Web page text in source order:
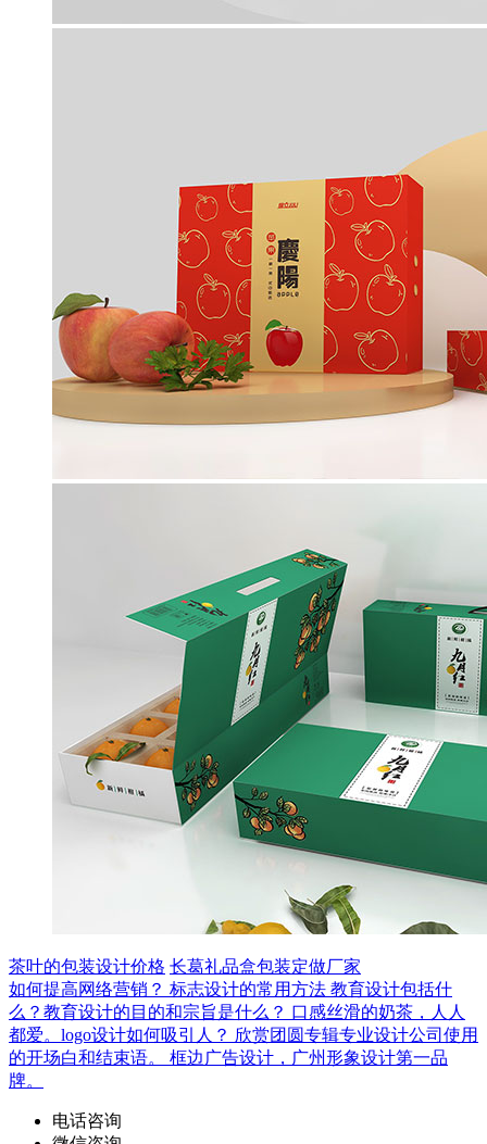
茶叶的包装设计价格 长葛礼品盒包装定做厂家
如何提高网络营销？ 标志设计的常用方法 教育设计包括什
么？教育设计的目的和宗旨是什么？ 口感丝滑的奶茶，人人
都爱。logo设计如何吸引人？ 欣赏团圆专辑专业设计公司使用
的开场白和结束语。 框边广告设计，广州形象设计第一品
牌。
电话咨询